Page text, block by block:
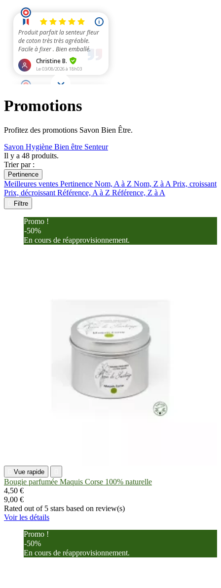
Promotions
Profitez des promotions Savon Bien Être.
Savon Hygiène Bien être Senteur
Il y a 48 produits.
Trier par :
Pertinence
Meilleures ventes Pertinence Nom, A à Z Nom, Z à A Prix, croissant
Prix, décroissant Référence, A à Z Référence, Z à A
Filtre
Promo !
-50%
En cours de réapprovisionnement.
Vue rapide
Bougie parfumée Maquis Corse 100% naturelle
4,50 €
9,00 €
Rated out of 5 stars based on review(s)
Voir les détails
Promo !
-50%
En cours de réapprovisionnement.